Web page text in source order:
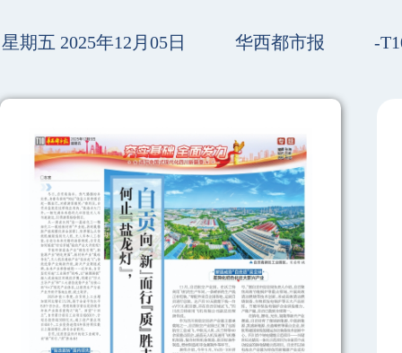
星期五 2025年12月05日 华西都市报 -